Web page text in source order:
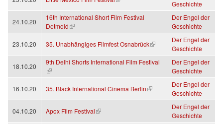
Geschichte
24.10.20
16th International Short Film Festival
Detmold
(link is external)
Der Engel der
Geschichte
23.10.20 35. Unabhängiges Filmfest Osnabrück
(link is external)
Der Engel der
Geschichte
18.10.20
9th Delhi Shorts International Film Festival
(link is external)
Der Engel der
Geschichte
16.10.20 35. Black International Cinema Berlin
(link is external)
Der Engel der
Geschichte
04.10.20 Apox Film Festival
(link is external)
Der Engel der
Geschichte